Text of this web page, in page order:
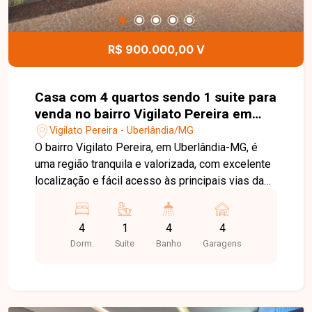
portão e câmeras de monitoramento, além de 6
vagas de garagem para carros pequenos.
Localizado no bairro Lagoinha, este imóvel é uma
excelente oportunidade para quem busca um lar
Entre em contato e agende sua visita!
R$ 900.000,00 V
Casa com 4 quartos sendo 1 suite para
venda no bairro Vigilato Pereira em
Uberlândia MG
Vigilato Pereira - Uberlândia/MG
O bairro Vigilato Pereira, em Uberlândia-MG, é
uma região tranquila e valorizada, com excelente
localização e fácil acesso às principais vias da
próximos, ideal para quem busca conforto e
qualidade de vida. Excelente casa com
aproximadamente 180m² de área construída,
4
Dorm.
1
Suite
4
Banho
4
Garagens